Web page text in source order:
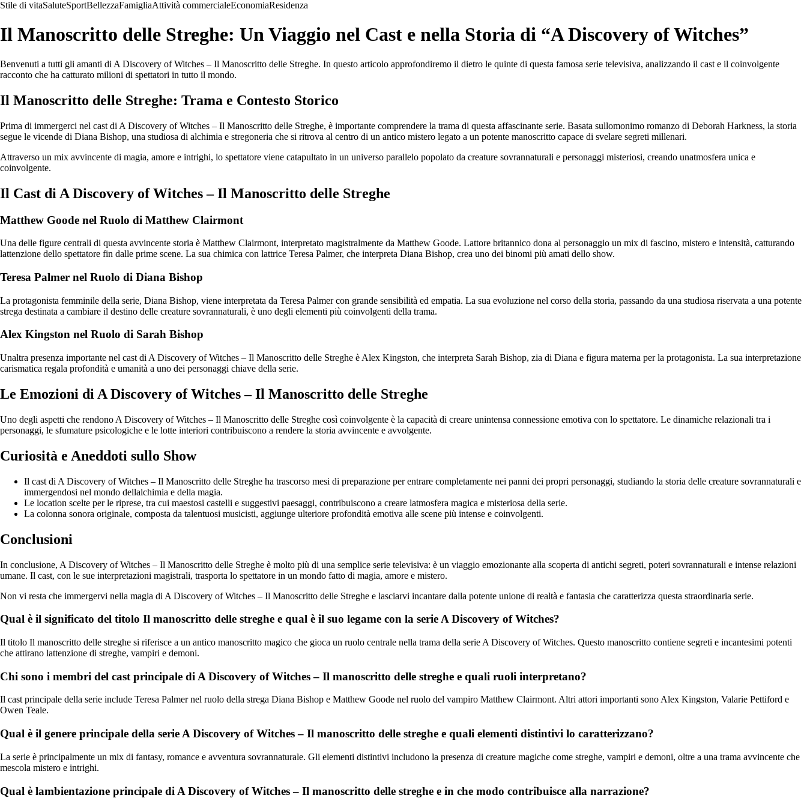
Stile di vitaSaluteSportBellezzaFamigliaAttività commercialeEconomiaResidenza
Il Manoscritto delle Streghe: Un Viaggio nel Cast e nella Storia di “A Discovery of Witches”
Benvenuti a tutti gli amanti di A Discovery of Witches – Il Manoscritto delle Streghe. In questo articolo approfondiremo il dietro le quinte di questa famosa serie televisiva, analizzando il cast e il coinvolgente
racconto che ha catturato milioni di spettatori in tutto il mondo.
Il Manoscritto delle Streghe: Trama e Contesto Storico
Prima di immergerci nel cast di A Discovery of Witches – Il Manoscritto delle Streghe, è importante comprendere la trama di questa affascinante serie. Basata sullomonimo romanzo di Deborah Harkness, la storia
segue le vicende di Diana Bishop, una studiosa di alchimia e stregoneria che si ritrova al centro di un antico mistero legato a un potente manoscritto capace di svelare segreti millenari.
Attraverso un mix avvincente di magia, amore e intrighi, lo spettatore viene catapultato in un universo parallelo popolato da creature sovrannaturali e personaggi misteriosi, creando unatmosfera unica e
coinvolgente.
Il Cast di A Discovery of Witches – Il Manoscritto delle Streghe
Matthew Goode nel Ruolo di Matthew Clairmont
Una delle figure centrali di questa avvincente storia è Matthew Clairmont, interpretato magistralmente da Matthew Goode. Lattore britannico dona al personaggio un mix di fascino, mistero e intensità, catturando
lattenzione dello spettatore fin dalle prime scene. La sua chimica con lattrice Teresa Palmer, che interpreta Diana Bishop, crea uno dei binomi più amati dello show.
Teresa Palmer nel Ruolo di Diana Bishop
La protagonista femminile della serie, Diana Bishop, viene interpretata da Teresa Palmer con grande sensibilità ed empatia. La sua evoluzione nel corso della storia, passando da una studiosa riservata a una potente
strega destinata a cambiare il destino delle creature sovrannaturali, è uno degli elementi più coinvolgenti della trama.
Alex Kingston nel Ruolo di Sarah Bishop
Unaltra presenza importante nel cast di A Discovery of Witches – Il Manoscritto delle Streghe è Alex Kingston, che interpreta Sarah Bishop, zia di Diana e figura materna per la protagonista. La sua interpretazione
carismatica regala profondità e umanità a uno dei personaggi chiave della serie.
Le Emozioni di A Discovery of Witches – Il Manoscritto delle Streghe
Uno degli aspetti che rendono A Discovery of Witches – Il Manoscritto delle Streghe così coinvolgente è la capacità di creare unintensa connessione emotiva con lo spettatore. Le dinamiche relazionali tra i
personaggi, le sfumature psicologiche e le lotte interiori contribuiscono a rendere la storia avvincente e avvolgente.
Curiosità e Aneddoti sullo Show
Il cast di A Discovery of Witches – Il Manoscritto delle Streghe ha trascorso mesi di preparazione per entrare completamente nei panni dei propri personaggi, studiando la storia delle creature sovrannaturali e
immergendosi nel mondo dellalchimia e della magia.
Le location scelte per le riprese, tra cui maestosi castelli e suggestivi paesaggi, contribuiscono a creare latmosfera magica e misteriosa della serie.
La colonna sonora originale, composta da talentuosi musicisti, aggiunge ulteriore profondità emotiva alle scene più intense e coinvolgenti.
Conclusioni
In conclusione, A Discovery of Witches – Il Manoscritto delle Streghe è molto più di una semplice serie televisiva: è un viaggio emozionante alla scoperta di antichi segreti, poteri sovrannaturali e intense relazioni
umane. Il cast, con le sue interpretazioni magistrali, trasporta lo spettatore in un mondo fatto di magia, amore e mistero.
Non vi resta che immergervi nella magia di A Discovery of Witches – Il Manoscritto delle Streghe e lasciarvi incantare dalla potente unione di realtà e fantasia che caratterizza questa straordinaria serie.
Qual è il significato del titolo Il manoscritto delle streghe e qual è il suo legame con la serie A Discovery of Witches?
Il titolo Il manoscritto delle streghe si riferisce a un antico manoscritto magico che gioca un ruolo centrale nella trama della serie A Discovery of Witches. Questo manoscritto contiene segreti e incantesimi potenti
che attirano lattenzione di streghe, vampiri e demoni.
Chi sono i membri del cast principale di A Discovery of Witches – Il manoscritto delle streghe e quali ruoli interpretano?
Il cast principale della serie include Teresa Palmer nel ruolo della strega Diana Bishop e Matthew Goode nel ruolo del vampiro Matthew Clairmont. Altri attori importanti sono Alex Kingston, Valarie Pettiford e
Owen Teale.
Qual è il genere principale della serie A Discovery of Witches – Il manoscritto delle streghe e quali elementi distintivi lo caratterizzano?
La serie è principalmente un mix di fantasy, romance e avventura sovrannaturale. Gli elementi distintivi includono la presenza di creature magiche come streghe, vampiri e demoni, oltre a una trama avvincente che
mescola mistero e intrighi.
Qual è lambientazione principale di A Discovery of Witches – Il manoscritto delle streghe e in che modo contribuisce alla narrazione?